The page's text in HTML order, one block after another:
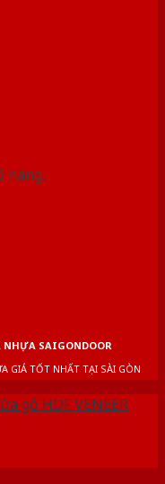
hàng.
NHỰA SAIGONDOOR
GIÁ TỐT NHẤT TẠI SÀI GÒN
gỗ HDF VENEER